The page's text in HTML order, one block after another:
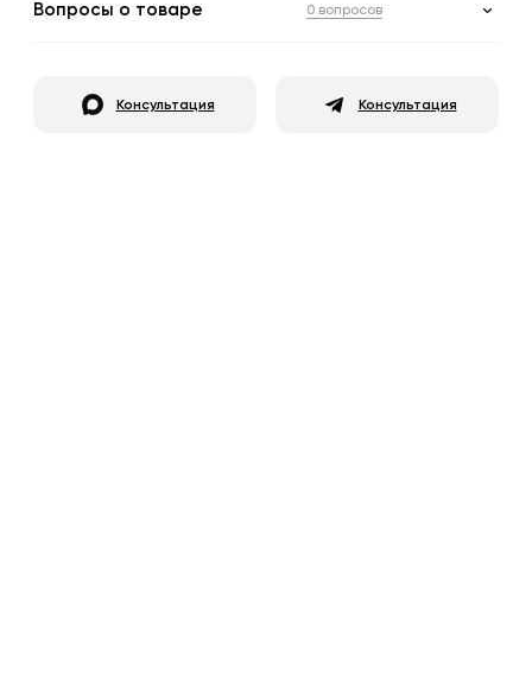
Вопросы о товаре 0 вопросов
Консультация Консультация